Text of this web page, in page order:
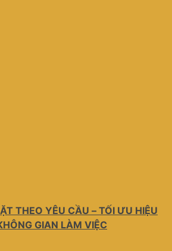
THEO YÊU CẦU – TỐI ƯU HIỆU
GIAN LÀM VIỆC